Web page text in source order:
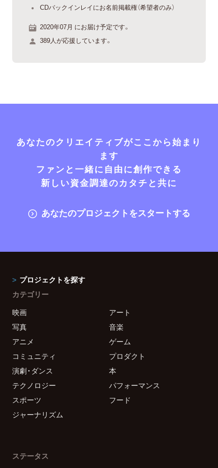
CDバックインレイにお名前掲載権（希望者のみ）
2020年07月 にお届け予定です。
389人が応援しています。
あなたのクリエイティブがここから始まり
ます
ファンと一緒に自由に創作できる
新しい資金調達のカタチと共に
あなたのプロジェクトをスタートする
プロジェクトを探す
カテゴリー
映画
アート
写真
音楽
アニメ
ゲーム
コミュニティ
プロダクト
演劇・ダンス
本
テクノロジー
パフォーマンス
スポーツ
フード
ジャーナリズム
ステータス